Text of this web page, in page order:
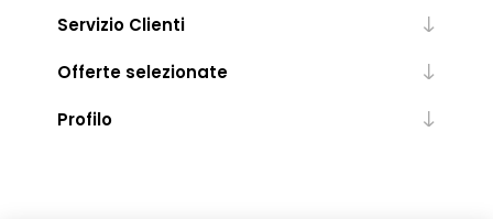
Servizio Clienti
Offerte selezionate
Profilo